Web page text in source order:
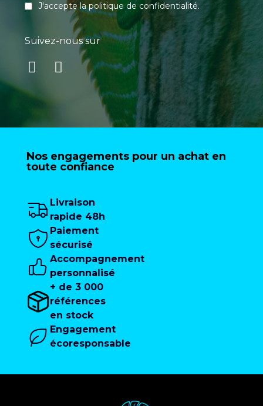
J'accepte lapolitique de confidentialité.
Suivez-nous sur
Nos engagements pour un achat en
toute confiance
Livraison
rapide 48h
Paiement
sécurisé
Accompagnement
personnalisé
+ de 3 000
références
en stock
Engagement
écoresponsable